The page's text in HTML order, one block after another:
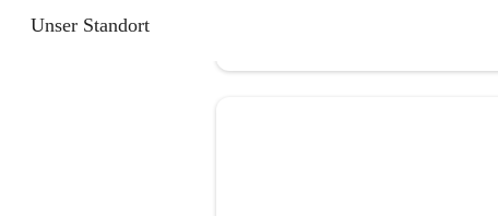
Unser Standort